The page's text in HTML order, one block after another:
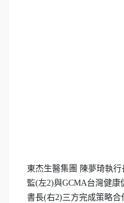
東杰生醫集團 陳夢琦執
監(左2)與GCMA台灣健
書長(右2)三方完成策略合